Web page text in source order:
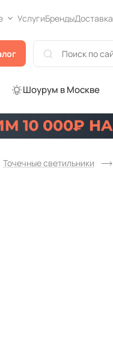
УслугиБрендыДоставка
Шоурум в Москве
Точечные светильники